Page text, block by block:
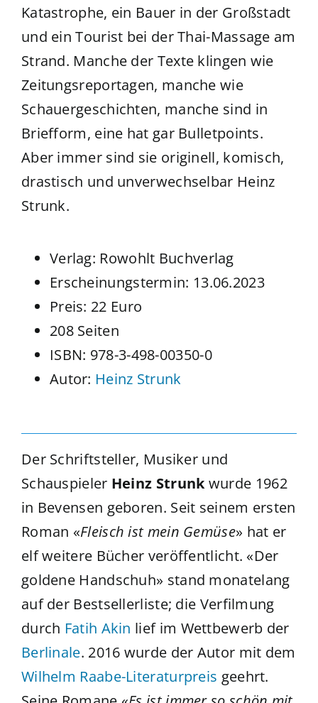
Katastrophe, ein Bauer in der Großstadt
und ein Tourist bei der Thai-Massage am
Strand. Manche der Texte klingen wie
Zeitungsreportagen, manche wie
Schauergeschichten, manche sind in
Briefform, eine hat gar Bulletpoints.
Aber immer sind sie originell, komisch,
drastisch und unverwechselbar Heinz
Strunk.
Verlag: Rowohlt Buchverlag
Erscheinungstermin: 13.06.2023
Preis: 22 Euro
208 Seiten
ISBN: 978-3-498-00350-0
Autor: Heinz Strunk
Der Schriftsteller, Musiker und
Schauspieler Heinz Strunkwurde 1962
in Bevensen geboren. Seit seinem ersten
Roman «Fleisch ist mein Gemüse» hat er
elf weitere Bücher veröffentlicht. «Der
goldene Handschuh» stand monatelang
auf der Bestsellerliste; die Verfilmung
durch Fatih Akin lief im Wettbewerb der
Berlinale. 2016 wurde der Autor mit dem
Wilhelm Raabe-Literaturpreis geehrt.